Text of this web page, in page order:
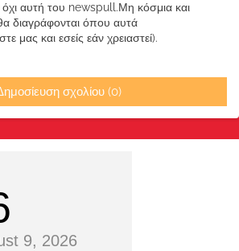
αυτή του newspull.Μη κόσμια και
διαγράφονται όπου αυτά
μας και εσείς εάν χρειαστεί).
σχολίου (0)
9, 2026